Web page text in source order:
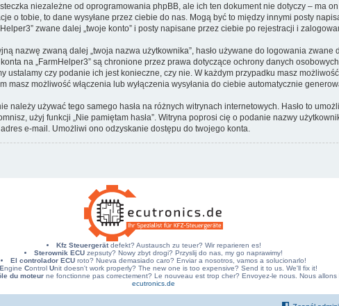
niezależne od oprogramowania phpBB, ale ich ten dokument nie dotyczy – ma
o tobie, to dane wysyłane przez ciebie do nas. Mogą być to między innymi posty
zwane dalej „twoje konto” i posty napisane przez ciebie po rejestracji i
nazwę zwaną dalej „twoja nazwa użytkownika”, hasło używane do logowania zwane
na „FarmHelper3” są chronione przez prawa dotyczące ochrony danych
ustalamy czy podanie ich jest konieczne, czy nie. W każdym przypadku masz
możliwość włączenia lub wyłączenia wysyłania do ciebie automatycznie
należy używać tego samego hasła na różnych witrynach internetowych. Hasło to
użyj funkcji „Nie pamiętam hasła”. Witryna poprosi cię o podanie nazwy
e-mail. Umożliwi ono odzyskanie dostępu do twojego konta.
Kfz Steuergerätdefekt? Austausch zu teuer? Wir reparieren es!
Sterownik ECU zepsuty? Nowy zbyt drogi? Przyslij do nas, my go naprawimy!
El controlador ECU roto? Nueva demasiado caro? Enviar a nosotros, vamos a solucionarlo!
Engine Control Unit doesn't work properly? The new one is too expensive? Send it to us. We'll fix it!
du moteurne fonctionne pas correctement? Le nouveau est trop cher? Envoyez-le nous. Nous allons
ecutronics.de